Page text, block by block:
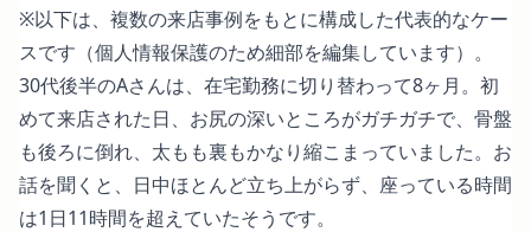
※以下は、複数の来店事例をもとに構成した代表的なケー
スです（個人情報保護のため細部を編集しています）。
30代後半のAさんは、在宅勤務に切り替わって8ヶ月。初
めて来店された日、お尻の深いところがガチガチで、骨盤
も後ろに倒れ、太もも裏もかなり縮こまっていました。お
話を聞くと、日中ほとんど立ち上がらず、座っている時間
は1日11時間を超えていたそうです。